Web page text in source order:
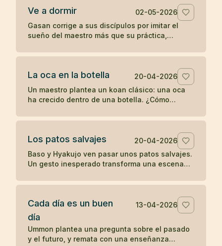
Ve a dormir
02-05-2026
Gasan corrige a sus discípulos por imitar el
sueño del maestro más que su práctica,
no retirarse antes de tiempo.
La oca en la botella
20-04-2026
Un maestro plantea un koan clásico: una oca
ha crecido dentro de una botella. ¿Cómo
Los patos salvajes
20-04-2026
Baso y Hyakujo ven pasar unos patos salvajes.
Un gesto inesperado transforma una escena
percepción.
Cada día es un buen
día
13-04-2026
Ummon plantea una pregunta sobre el pasado
y el futuro, y remata con una enseñanza